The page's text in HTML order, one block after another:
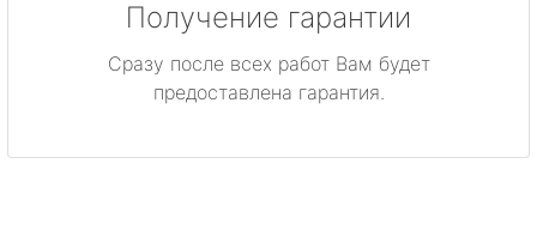
Получение гарантии
Сразу после всех работ Вам будет
предоставлена гарантия.